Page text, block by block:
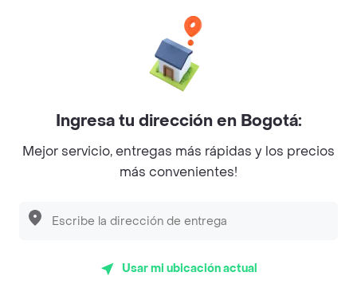
Descubre las PROMOCIONES que tenemos
Facebook
Twitter
Instagram
©2026Rappi Inc. All rights reserved.
Ingresa tu dirección en Bogotá:
Mejor servicio, entregas más rápidas y los precios
más convenientes!
Usar mi ubicación actual